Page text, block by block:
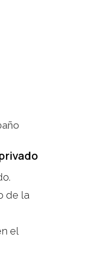
de la
el